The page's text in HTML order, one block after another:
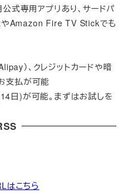
専用アプリあり、サードパ
やAmazon Fire TV Stickでも
）、クレジットカードや暗
支払が可能
日)が可能。まずはお試しを
はこちら